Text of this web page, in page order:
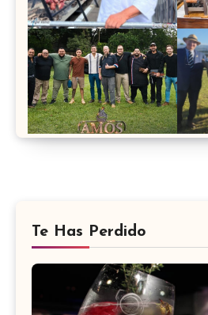
Te Has Perdido